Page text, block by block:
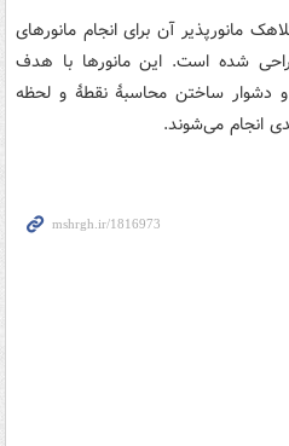
مانورپذیر آن برای انجام مانورهای
شده است. این مانورها با هدف
ساختن محاسبهٔ نقطهٔ و لحظه
انجام می‌شوند.